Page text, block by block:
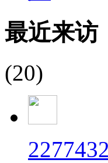
最近来访
(20)